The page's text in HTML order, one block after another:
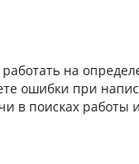
на
ошибки при
в поисках работы